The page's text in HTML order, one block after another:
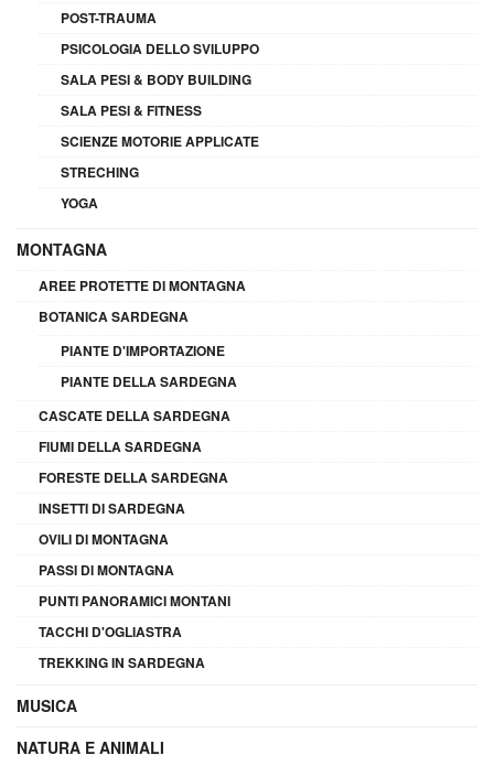
POST-TRAUMA
PSICOLOGIA DELLO SVILUPPO
SALA PESI & BODY BUILDING
SALA PESI & FITNESS
SCIENZE MOTORIE APPLICATE
STRECHING
YOGA
MONTAGNA
AREE PROTETTE DI MONTAGNA
BOTANICA SARDEGNA
PIANTE D'IMPORTAZIONE
PIANTE DELLA SARDEGNA
CASCATE DELLA SARDEGNA
FIUMI DELLA SARDEGNA
FORESTE DELLA SARDEGNA
INSETTI DI SARDEGNA
OVILI DI MONTAGNA
PASSI DI MONTAGNA
PUNTI PANORAMICI MONTANI
TACCHI D'OGLIASTRA
TREKKING IN SARDEGNA
MUSICA
NATURA E ANIMALI